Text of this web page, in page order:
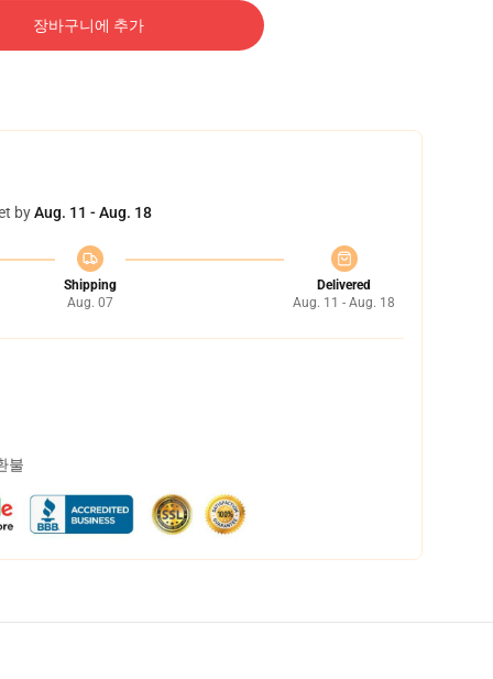
장바구니에 추가
byAug. 11 - Aug. 18
Shipping
Aug. 07
Delivered
Aug. 11 - Aug. 18
불